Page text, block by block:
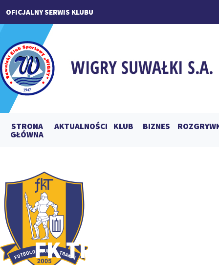
OFICJALNY SERWIS KLUBU
STRONA
GŁÓWNA
AKTUALNOŚCI KLUB BIZNES
FK TRAKAI